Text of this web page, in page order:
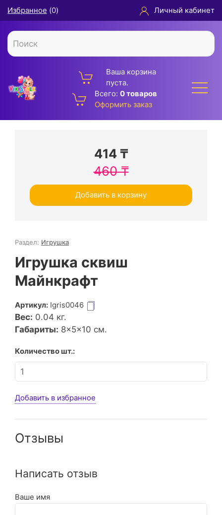
Избранное (0) Личный кабинет
Ваша корзина
пуста.
Всего: 0 товаров
Оформить заказ
414₸
460₸
Добавить в корзину
Раздел: Игрушка
Игрушка сквиш
Майнкрафт
Артикул: Igris0046
Вес: 0.04 кг.
Габариты: 8×5×10 см.
Количество шт.:
Добавить в избранное
Отзывы
Написать отзыв
Ваше имя